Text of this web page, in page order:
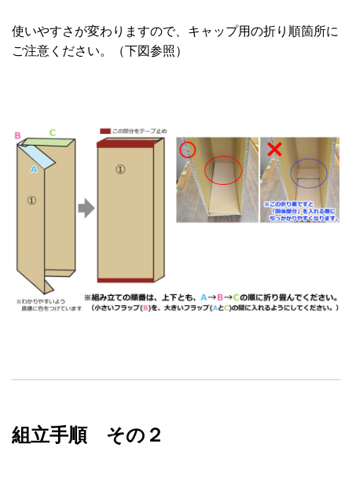
使いやすさが変わりますので、キャップ用の折り順箇所に
ご注意ください。（下図参照）
組立手順 その２